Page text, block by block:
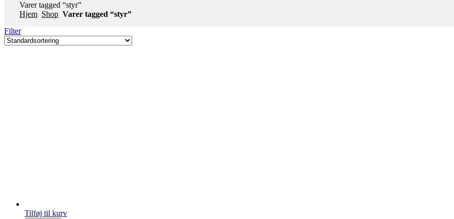
Varer tagged “styr”
Hjem Shop Varer tagged “styr”
Filter
Tilføj til kurv